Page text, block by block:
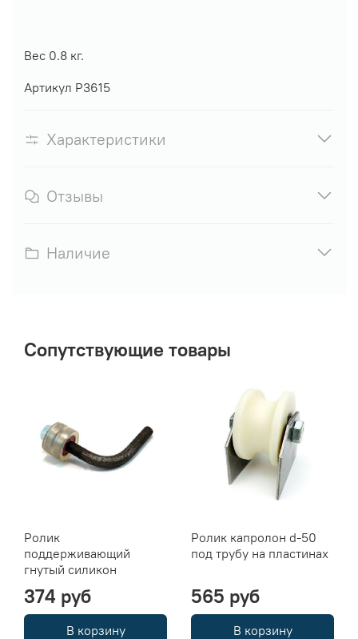
Вес 0.8 кг.
Артикул Р3615
Характеристики
Отзывы
Наличие
Сопутствующие товары
Ролик
поддерживающий
гнутый силикон
374 руб
В корзину
Ролик капролон d-50
под трубу на пластинах
565 руб
В корзину